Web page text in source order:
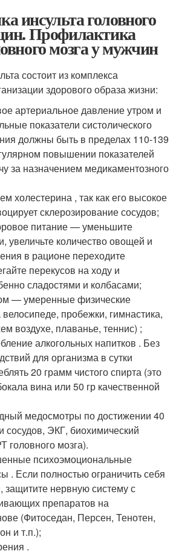
инсульта головного
Профилактика
мозга у мужчин
состоит из комплекса
здорового образа жизни:
артериальное давление утром и
показатели систолического
должны быть в пределах 110-139
повышении показателей
за назначением медикаментозного
холестерина , так как его высокое
склерозирование сосудов;
питание — уменьшите
увеличьте количество овощей и
в рационе переходите
перекусов на ходу и
сладостями и колбасами;
— умеренные физические
велосипеде, пробежки, гимнастика,
воздухе, плаванье, теннис) ;
алкогольных напитков . Без
для организма в сутки
20 грамм чистого спирта (это
вина или 50 гр качественной
медосмотры по достижении 40
сосудов, ЭКГ, биохимический
головного мозга).
психоэмоциональные
. Если полностью ограничить себя
защитите нервную систему с
препаратов на
(Фитоседан, Персен, Тенотен,
и т.п.);
.